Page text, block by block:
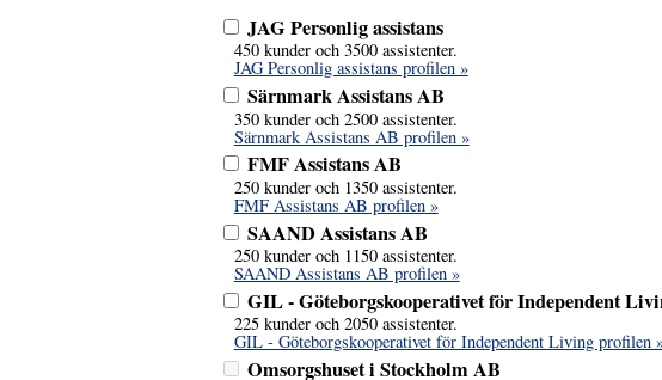
JAG Personlig assistans
450 kunder och 3500 assistenter.
JAG Personlig assistans profilen »
Särnmark Assistans AB
350 kunder och 2500 assistenter.
Särnmark Assistans AB profilen »
FMF Assistans AB
250 kunder och 1350 assistenter.
FMF Assistans AB profilen »
SAAND Assistans AB
250 kunder och 1150 assistenter.
SAAND Assistans AB profilen »
GIL - Göteborgskooperativet för Independent
225 kunder och 2050 assistenter.
GIL - Göteborgskooperativet för Independent Living profilen
Omsorgshuset i Stockholm AB